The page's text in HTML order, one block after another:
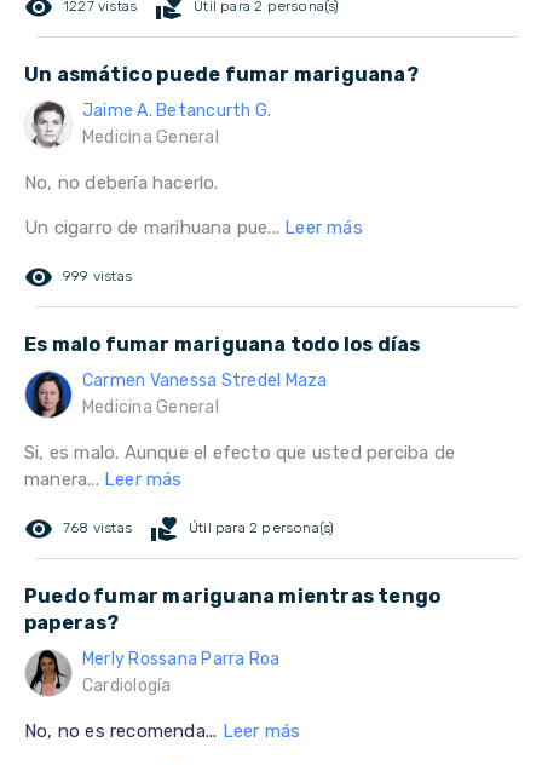
remove_red_eye 1227 vistas volunteer_activism Útil para 2 persona(s)
Un asmático puede fumar mariguana?
Jaime A. Betancurth G.
Medicina General
No, no debería hacerlo.
Un cigarro de marihuana pue... Leer más
remove_red_eye 999 vistas
Es malo fumar mariguana todo los días
Carmen Vanessa Stredel Maza
Medicina General
Si, es malo. Aunque el efecto que usted perciba de
manera... Leer más
remove_red_eye 768 vistas volunteer_activism Útil para 2 persona(s)
Puedo fumar mariguana mientras tengo
paperas?
Merly Rossana Parra Roa
Cardiología
No, no es recomenda... Leer más